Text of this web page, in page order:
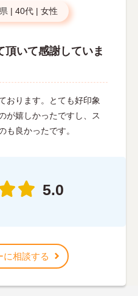
| 40代 | 女性
頂いて感謝していま
おります。とても好印象
が嬉しかったですし、ス
も良かったです。
5.0
に相談する